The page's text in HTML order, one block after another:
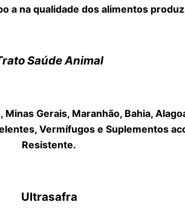
a na qualidade dos alimentos
Saúde Animal
Gerais, Maranhão, Bahia,
Vermífugos e Suplementos
Resistente.
Ultrasafra